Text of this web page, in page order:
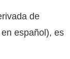
de
en español), es